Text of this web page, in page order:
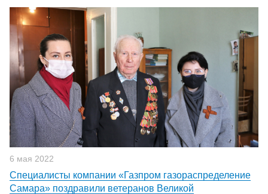
6 мая 2022
Специалисты компании «Газпром газораспределение
Самара» поздравили ветеранов Великой